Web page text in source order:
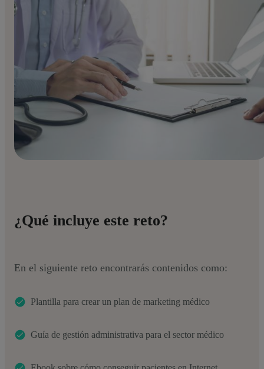
¿Qué incluye este reto?
En el siguiente reto encontrarás contenidos como:
Plantilla para crear un plan de marketing médico
Guía de gestión administrativa para el sector médico